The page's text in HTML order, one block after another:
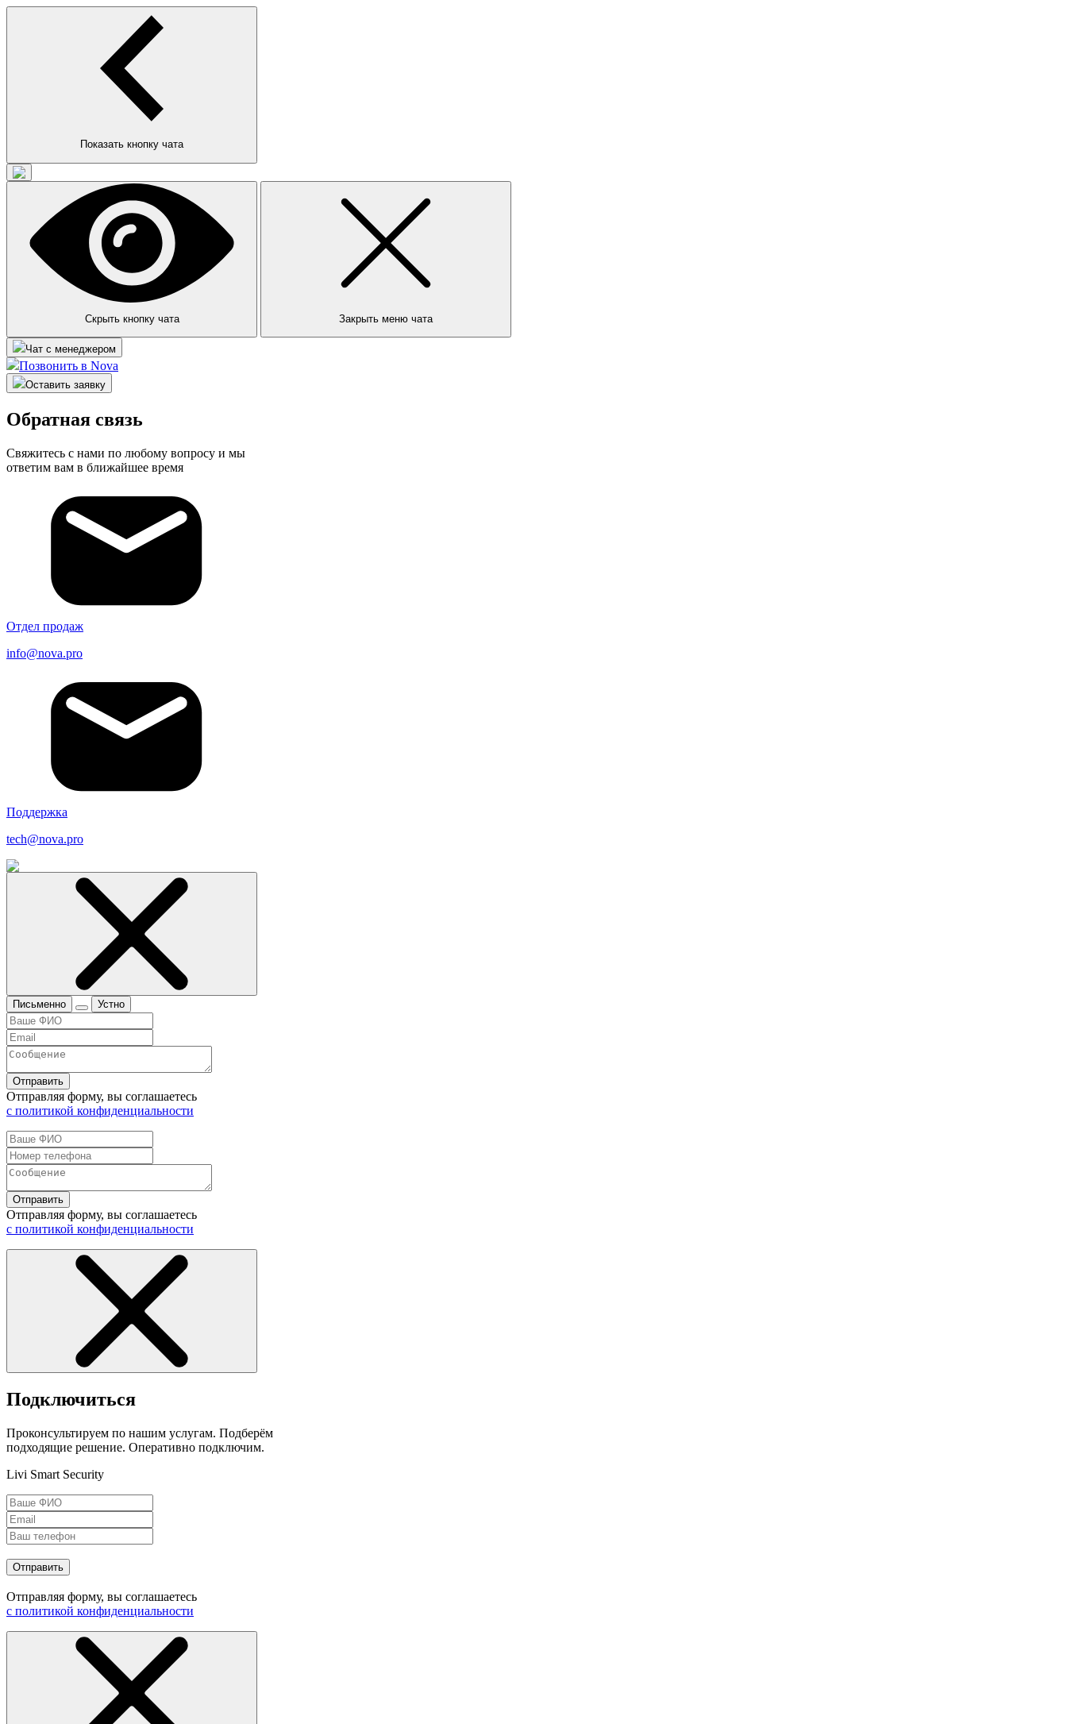
Показать кнопку чата
Скрыть кнопку чата Закрыть меню чата
Чат с менеджером
Позвонить в Nova
Оставить заявку
Обратная связь
Свяжитесь с нами по любому вопросу и мы
ответим вам в ближайшее время
Отдел продаж
info@nova.pro
Поддержка
tech@nova.pro
Письменно Устно
Отправить
Отправляя форму, вы соглашаетесь
с политикой конфиденциальности
Отправить
Отправляя форму, вы соглашаетесь
с политикой конфиденциальности
Подключиться
Проконсультируем по нашим услугам. Подберём
подходящие решение. Оперативно подключим.
Livi Smart Security
Отправить
Отправляя форму, вы соглашаетесь
с политикой конфиденциальности